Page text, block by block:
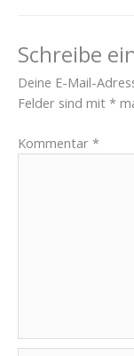
Schreibe
Deine E-Mail-
Felder sind mit *
Kommentar *